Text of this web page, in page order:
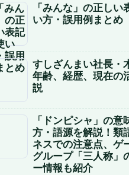
「みんな」の正しい
い方・誤用例まとめ
すしざんまい社長・
年齢、経歴、現在の
説
「ドンピシャ」の意
方・語源を解説！類
ネスでの注意点、ゲ
グループ「三人称」
ー情報も紹介